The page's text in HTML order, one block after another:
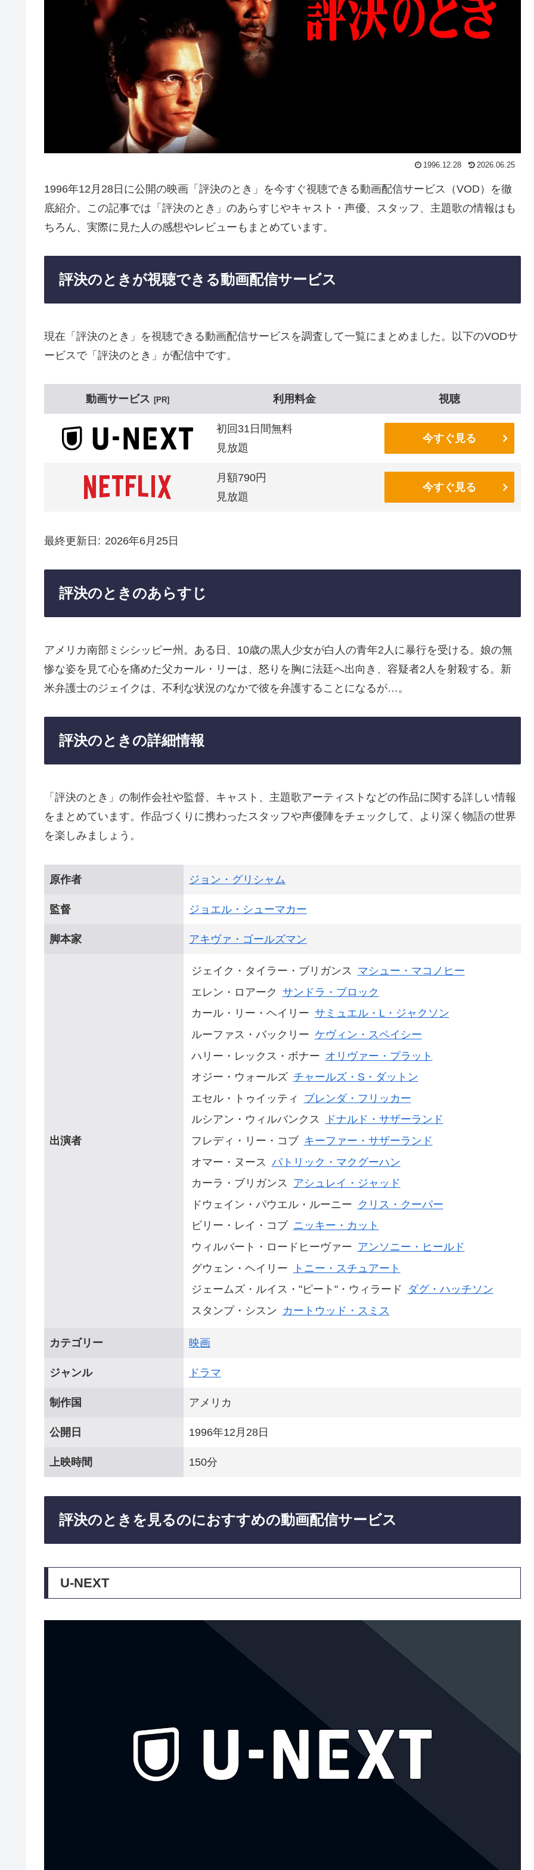
1996.12.28 2026.06.25
1996年12月28日に公開の映画「評決のとき」を今すぐ視聴できる動画配信サービス（VOD）を徹
底紹介。この記事では「評決のとき」のあらすじやキャスト・声優、スタッフ、主題歌の情報はも
ちろん、実際に見た人の感想やレビューもまとめています。
評決のときが視聴できる動画配信サービス
現在「評決のとき」を視聴できる動画配信サービスを調査して一覧にまとめました。以下のVODサ
ービスで「評決のとき」が配信中です。
動画サービス PR 利用料金 視聴
初回31日間無料
見放題
今すぐ見る
月額790円
見放題
今すぐ見る
最終更新日 2026年6月25日
評決のときのあらすじ
アメリカ南部ミシシッピー州。ある日、10歳の黒人少女が白人の青年2人に暴行を受ける。娘の無
惨な姿を見て心を痛めた父カール・リーは、怒りを胸に法廷へ出向き、容疑者2人を射殺する。新
米弁護士のジェイクは、不利な状況のなかで彼を弁護することになるが…。
評決のときの詳細情報
「評決のとき」の制作会社や監督、キャスト、主題歌アーティストなどの作品に関する詳しい情報
をまとめています。作品づくりに携わったスタッフや声優陣をチェックして、より深く物語の世界
を楽しみましょう。
原作者 ジョン・グリシャム
監督 ジョエル・シューマカー
脚本家 アキヴァ・ゴールズマン
出演者
ジェイク・タイラー・ブリガンス マシュー・マコノヒー
エレン・ロアーク サンドラ・ブロック
カール・リー・ヘイリー サミュエル・L・ジャクソン
ルーファス・バックリー ケヴィン・スペイシー
ハリー・レックス・ボナー オリヴァー・プラット
オジー・ウォールズ チャールズ・S・ダットン
エセル・トゥイッティ
ブレンダ・フリッカー
ルシアン・ウィルバンクス
ドナルド・サザーランド
フレディ・リー・コブ キーファー・サザーランド
オマー・ヌース パトリック・マクグーハン
カーラ・ブリガンス アシュレイ・ジャッド
ドウェイン・パウエル・ルーニー クリス・クーパー
ビリー・レイ・コブ ニッキー・カット
ウィルバート・ロードヒーヴァー アンソニー・ヒールド
グウェン・ヘイリー
トニー・スチュアート
ジェームズ・ルイス・"ピート"・ウィラード
ダグ・ハッチソン
スタンプ・シスン カートウッド・スミス
カテゴリー 映画
ジャンル ドラマ
制作国 アメリカ
公開日 1996年12月28日
上映時間 150分
評決のときを見るのにおすすめの動画配信サービス
U-NEXT